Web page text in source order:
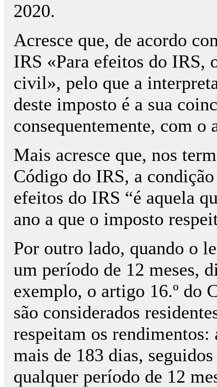
2020.
Acresce que, de acordo
IRS «Para efeitos do IRS,
civil», pelo que a
deste imposto é a sua
consequentemente, com
Mais acresce que, nos
Código do IRS, a
efeitos do IRS “é aquela
ano a que o imposto
Por outro lado, quando o
um período de 12 meses,
exemplo, o artigo 16.º do
são considerados
respeitam os
mais de 183 dias,
qualquer período de 12